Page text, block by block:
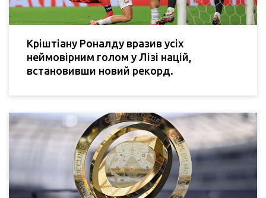
Кріштіану Роналду вразив усіх
неймовірним голом у Лізі націй,
встановивши новий рекорд.